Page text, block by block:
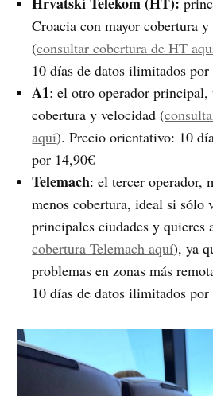
Croacia con mayor cobertura y
(consultar cobertura de HT
10 días de datos ilimitados por
A1: el otro operador principal,
cobertura y velocidad (
aquí). Precio orientativo: 10
por 14,90€
Telemach: el tercer operador,
menos cobertura, ideal si sólo
principales ciudades y quieres
cobertura Telemach aquí), ya
problemas en zonas más
10 días de datos ilimitados